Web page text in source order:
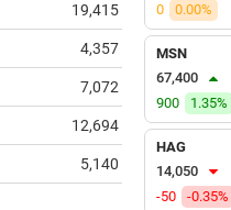
19,415 0.15
4,357
7,072 1.31
12,694 0.61
5,140 1.83
0
0.00%
MSN
67,400
900
1.35%
HAG
14,050
-50
-0.35%